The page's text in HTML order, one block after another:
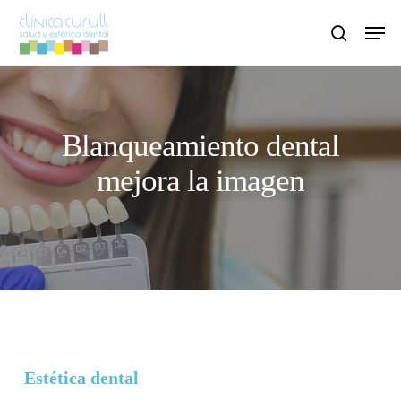
content
search
Menu
Blanqueamiento dental
mejora la imagen
Estética dental